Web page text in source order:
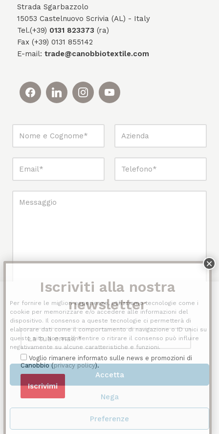
Per fornire le migliori esperienze, utilizziamo tecnologie come i
cookie per memorizzare e/o accedere alle informazioni del
dispositivo. Il consenso a queste tecnologie ci permetterà di
elaborare dati come il comportamento di navigazione o ID unici su
questo sito. Non acconsentire o ritirare il consenso può influire
negativamente su alcune caratteristiche e funzioni.
Accetta
Nega
Preferenze
Strada Sgarbazzolo
15053 Castelnuovo Scrivia (AL) - Italy
Tel.(+39) 0131 823373 (ra)
Fax (+39) 0131 855142
E-mail: trade@canobbiotextile.com
*Dichiaro di aver letto la Privacy Policy e acconsento al
trattamento dei miei dati personali per le finalità di erogazione del
servizio.
Voglio rimanere informato sulle news e promozioni di Canobbio
Voglio rimanere informato sulle news e promozioni di
Canobbio (privacy policy).